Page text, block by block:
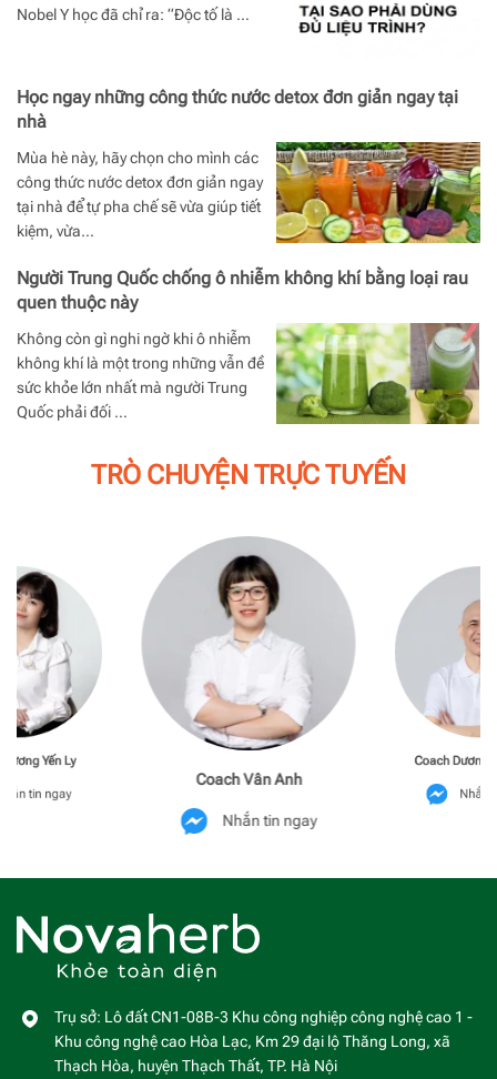
Nobel Y học đã chỉ ra: “Độc tố là …
Học ngay những công thức nước detox đơn giản ngay tại
nhà
Mùa hè này, hãy chọn cho mình các
công thức nước detox đơn giản ngay
tại nhà để tự pha chế sẽ vừa giúp tiết
kiệm, vừa…
Người Trung Quốc chống ô nhiễm không khí bằng loại rau
quen thuộc này
Không còn gì nghi ngờ khi ô nhiễm
không khí là một trong những vẫn đề
sức khỏe lớn nhất mà người Trung
Quốc phải đối …
TRÒ CHUYỆN TRỰC TUYẾN
Coach Vân Anh
Nhắn tin ngay
Coach Dương
Nhắn
Yến Ly
tin ngay
Trụ sở: Lô đất CN1-08B-3 Khu công nghiệp công nghệ cao 1 -
Khu công nghệ cao Hòa Lạc, Km 29 đại lộ Thăng Long, xã
Thạch Hòa, huyện Thạch Thất, TP. Hà Nội